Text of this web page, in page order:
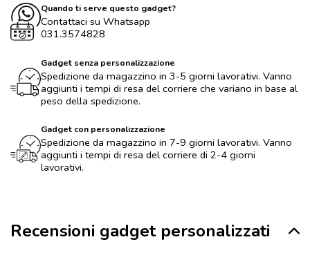
Quando ti serve questo gadget?
Contattaci su Whatsapp
031.3574828
Gadget senza personalizzazione
Spedizione da magazzino in 3-5 giorni lavorativi. Vanno
aggiunti i tempi di resa del corriere che variano in base al
peso della spedizione.
Gadget con personalizzazione
Spedizione da magazzino in 7-9 giorni lavorativi. Vanno
aggiunti i tempi di resa del corriere di 2-4 giorni
lavorativi.
Recensioni gadget personalizzati